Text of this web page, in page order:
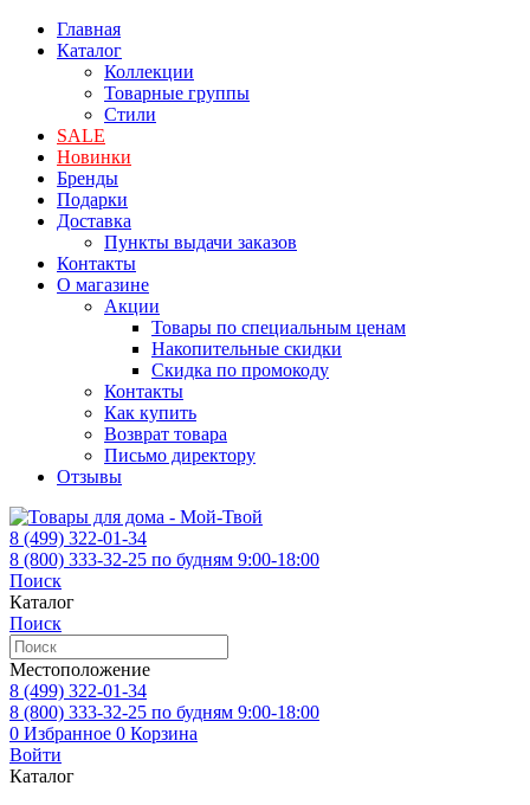
Главная
Каталог
Коллекции
Товарные группы
Стили
SALE
Новинки
Бренды
Подарки
Доставка
Пункты выдачи заказов
Контакты
О магазине
Акции
Товары по специальным ценам
Накопительные скидки
Скидка по промокоду
Контакты
Как купить
Возврат товара
Письмо директору
Отзывы
8 (499) 322-01-34
8 (800) 333-32-25 по будням 9:00-18:00
Поиск
Каталог
Поиск
Местоположение
8 (499) 322-01-34
8 (800) 333-32-25 по будням 9:00-18:00
0 Избранное 0 Корзина
Войти
Каталог